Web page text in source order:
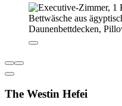
The Westin Hefei